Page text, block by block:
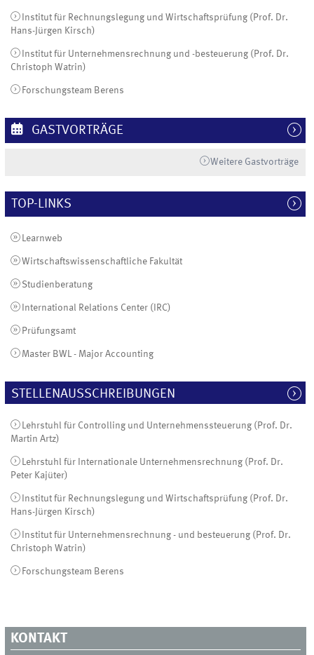
Institut für Rechnungslegung und Wirtschaftsprüfung (Prof. Dr.
Hans-Jürgen Kirsch)
Institut für Unternehmensrechnung und -besteuerung (Prof. Dr.
Christoph Watrin)
Forschungsteam Berens
GASTVORTRÄGE
Weitere Gastvorträge
TOP-LINKS
Learnweb
Wirtschaftswissenschaftliche Fakultät
Studienberatung
International Relations Center (IRC)
Prüfungsamt
Master BWL - Major Accounting
STELLENAUSSCHREIBUNGEN
Lehrstuhl für Controlling und Unternehmenssteuerung (Prof. Dr.
Martin Artz)
Lehrstuhl für Internationale Unternehmensrechnung (Prof. Dr.
Peter Kajüter)
Institut für Rechnungslegung und Wirtschaftsprüfung (Prof. Dr.
Hans-Jürgen Kirsch)
Institut für Unternehmensrechnung - und besteuerung (Prof. Dr.
Christoph Watrin)
Forschungsteam Berens
KONTAKT